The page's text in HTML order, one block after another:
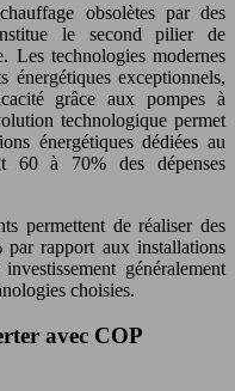
obsolètes par des
le second pilier de
Les technologies modernes
énergétiques exceptionnels,
grâce aux pompes à
technologique permet
énergétiques dédiées au
60 à 70% des dépenses
permettent de réaliser des
par rapport aux installations
généralement
choisies.
avec COP